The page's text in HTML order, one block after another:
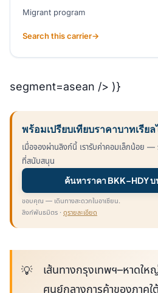
Migrant program
Search this carrier→
segment=asean /> )}
พร้อมเปรียบเทียบราคาบาทเรีย
เมื่อจองผ่านลิงก์นี้ เรารับค่าคอมเล็กน้อย
ที่สนับสนุน
ค้นหาราคา BKK–HDY
ขอบคุณ — เดินทางสะดวกในอาเซียน.
ลิงก์พันธมิตร · ดูรายละเอียด
เส้นทางกรุงเทพฯ–หาดให
ศูนย์กลางการค้าของภาคใ